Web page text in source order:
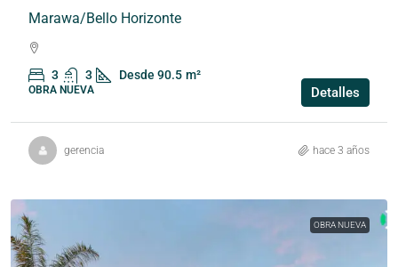
Marawa/Bello Horizonte
3 3 Desde 90.5 m²
OBRA NUEVA Detalles
gerencia hace 3 años
OBRA NUEVA